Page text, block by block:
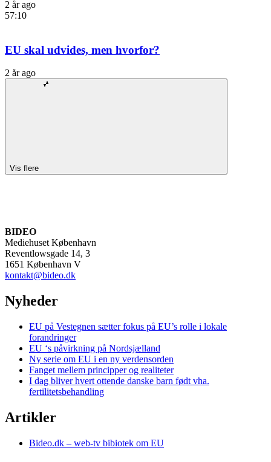
2 år ago
57:10
EU skal udvides, men hvorfor?
2 år ago
Vis flere
BIDEO
Mediehuset København
Reventlowsgade 14, 3
1651 København V
kontakt@bideo.dk
Nyheder
EU på Vestegnen sætter fokus på EU’s rolle i lokale
forandringer
EU ‘s påvirkning på Nordsjælland
Ny serie om EU i en ny verdensorden
Fanget mellem principper og realiteter
I dag bliver hvert ottende danske barn født vha.
fertilitetsbehandling
Artikler
Bideo.dk – web-tv bibiotek om EU